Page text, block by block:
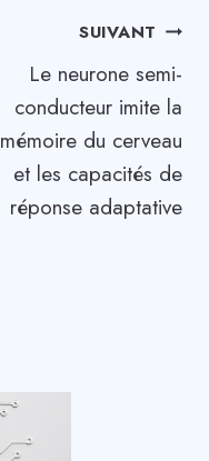
SUIVANT
Le neurone semi-
conducteur imite la
mémoire du cerveau
et les capacités de
réponse adaptative